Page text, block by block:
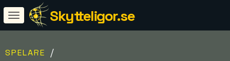
Skytteligor.se
SPELARE /